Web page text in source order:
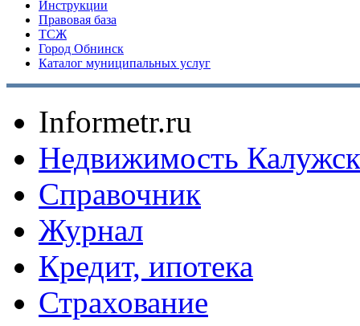
Инструкции
Правовая база
ТСЖ
Город Обнинск
Каталог муниципальных услуг
Informetr.ru
Недвижимость
Справочник
Журнал
Кредит, ипотека
Страхование